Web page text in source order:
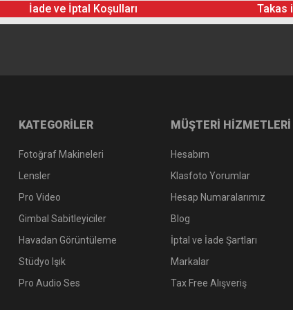
İade ve İptal Koşulları Takas
KATEGORİLER
Fotoğraf Makineleri
Lensler
Pro Video
Gimbal Sabitleyiciler
Havadan Görüntüleme
Stüdyo Işık
Pro Audio Ses
MÜŞTERİ HİZMETLERİ
Hesabım
Klasfoto Yorumlar
Hesap Numaralarımız
Blog
İptal ve İade Şartları
Markalar
Tax Free Alışveriş